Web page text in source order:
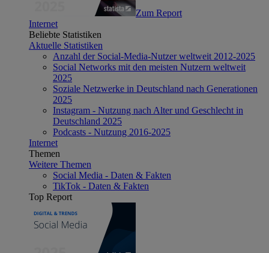
Zum Report
Internet
Beliebte Statistiken
Aktuelle Statistiken
Anzahl der Social-Media-Nutzer weltweit 2012-2025
Social Networks mit den meisten Nutzern weltweit
2025
Soziale Netzwerke in Deutschland nach Generationen
2025
Instagram - Nutzung nach Alter und Geschlecht in
Deutschland 2025
Podcasts - Nutzung 2016-2025
Internet
Themen
Weitere Themen
Social Media - Daten & Fakten
TikTok - Daten & Fakten
Top Report